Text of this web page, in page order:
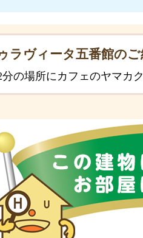
ラヴィータ五番館のご
分の場所にカフェのヤマカ